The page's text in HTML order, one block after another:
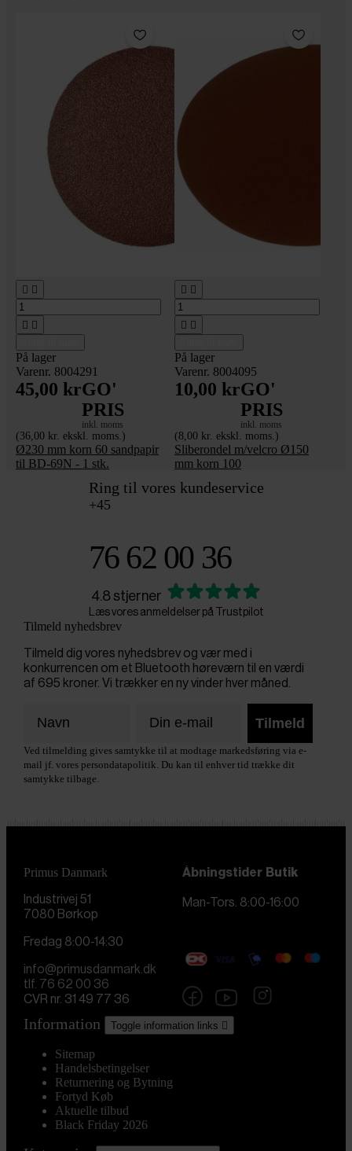
 
 
På lager
Varenr. 8004291
45,00 krGO'
PRIS
inkl. moms
(36,00 kr. ekskl. moms.)
Ø230 mm korn 60 sandpapir
til BD-69N - 1 stk.
 
 
På lager
Varenr. 8004095
10,00 krGO'
PRIS
inkl. moms
(8,00 kr. ekskl. moms.)
Sliberondel m/velcro Ø150
mm korn 100
Ring til vores kundeservice
+45
76 62 00 36
4.8 stjerner
Læs vores anmeldelser på Trustpilot
Tilmeld nyhedsbrev
Tilmeld dig vores nyhedsbrev og vær med i
konkurrencen om et Bluetooth høreværn til en værdi
af 695 kroner. Vi trækker en ny vinder hver måned.
Tilmeld
Ved tilmelding gives samtykke til at modtage markedsføring via e-
mail jf. vores persondatapolitik. Du kan til enhver tid trække dit
samtykke tilbage.
Primus Danmark
Industrivej 51
7080 Børkop
Åbningstider Butik
Man-Tors. 8:00-16:00
Fredag 8:00-14:30
info@primusdanmark.dk
tlf. 76 62 00 36
CVR nr. 31 49 77 36
Information Toggle information links 
Sitemap
Handelsbetingelser
Returnering og Bytning
Fortyd Køb
Aktuelle tilbud
Black Friday 2026